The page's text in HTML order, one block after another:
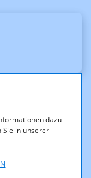
dazu
Sie in unserer